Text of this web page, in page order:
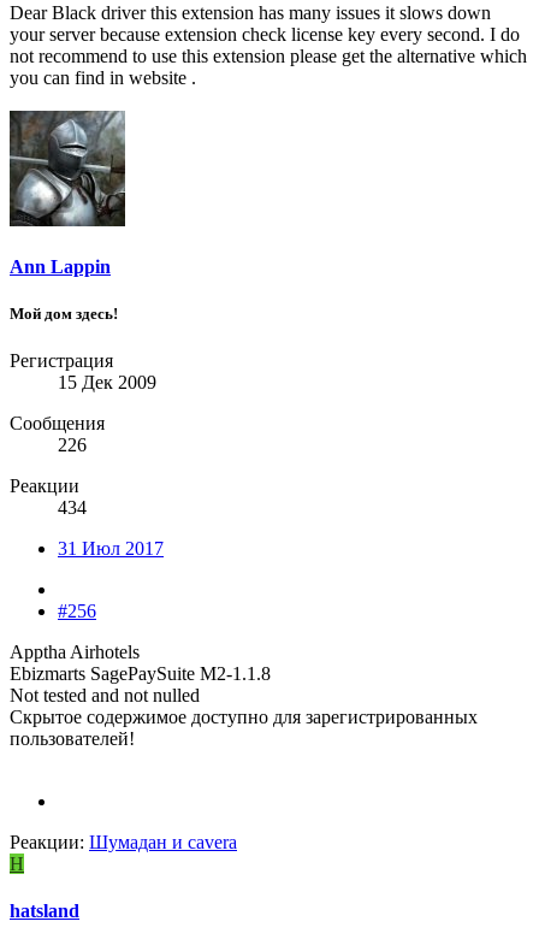
Dear Black driver this extension has many issues it slows down
your server because extension check license key every second. I do
not recommend to use this extension please get the alternative which
you can find in website .
Ann Lappin
Мой дом здесь!
Регистрация
15 Дек 2009
Сообщения
226
Реакции
434
31 Июл 2017
#256
Apptha Airhotels
Ebizmarts SagePaySuite M2-1.1.8
Not tested and not nulled
Скрытое содержимое доступно для зарегистрированных
пользователей!
Реакции: Шумадан и cavera
H
hatsland